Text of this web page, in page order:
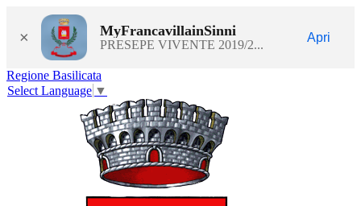
× MyFrancavillainSinni
PRESEPE VIVENTE 2019/2...
Apri
Regione Basilicata
Select Language ▼